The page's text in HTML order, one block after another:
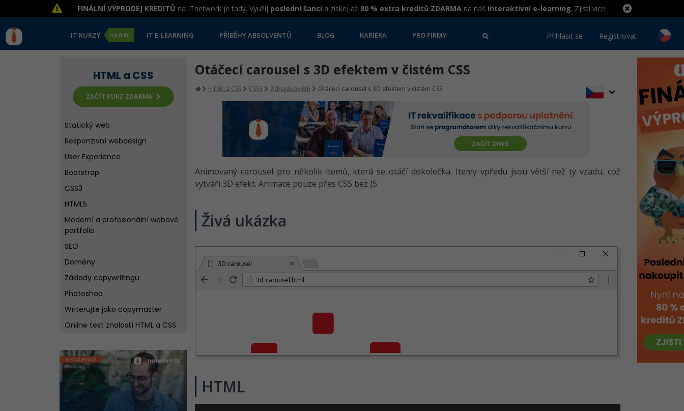
FINÁLNÍ VÝPRODEJ KREDITŮ na ITnetwork je tady. Využij poslední šanci a získej až 80 % extra kreditů ZDARMA na náš interaktivní e-learning. Zjisti více:
IT KURZY od 0 Kč IT E-LEARNING PŘÍBĚHY ABSOLVENTŮ BLOG KARIÉRA PRO FIRMY Přihlásit se Registrovat
HTML a CSS
ZAČÍT KURZ ZDARMA
Statický web
Responzivní webdesign
User Experience
Bootstrap
CSS3
HTML5
Moderní a profesionální webové
portfolio
SEO
Domény
Základy copywritingu
Photoshop
Writerujte jako copymaster
Online test znalostí HTML a CSS
Otáčecí carousel s 3D efektem v čistém CSS
HTML a CSS CSS3 Zdrojákoviště Otáčecí carousel s 3D efektem v čistém CSS
Animovaný carousel pro několik itemů, která se otáčí dokolečka. Itemy vpředu jsou větší než ty vzadu, což
vytváří 3D efekt. Animace pouze přes CSS bez JS.
Živá ukázka
3D carousel
3d_carousel.html
HTML